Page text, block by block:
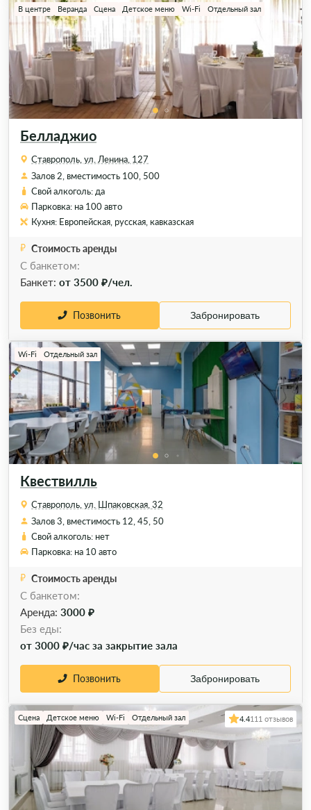
Белладжио
В центре Веранда Сцена Детское меню Wi-Fi Отдельный зал
Ставрополь, ул. Ленина, 127
Залов 2, вместимость 100, 500
Свой алкоголь: да
Парковка: на 100 авто
Кухня: Европейская, русская, кавказская
Стоимость аренды
С банкетом:
Банкет: от 3500 ₽/чел.
Позвонить Забронировать
Квествилль
Wi-Fi Отдельный зал
Ставрополь, ул. Шпаковская, 32
Залов 3, вместимость 12, 45, 50
Свой алкоголь: нет
Парковка: на 10 авто
Стоимость аренды
С банкетом:
Аренда: 3000 ₽
Без еды:
от 3000 ₽/час за закрытие зала
Позвонить Забронировать
Сцена Детское меню Wi-Fi Отдельный зал 4.4111 отзывов